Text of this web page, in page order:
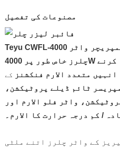
مصنوعات کی تفصیل
Teyu CWFL-4000 ریفریجریشن ڈوئل ٹمپریچر واٹر
چلرز خاص طور پر 4000W فائبر لیزرز کو ٹھنڈا کرنے
انہیں متعدد الارم فنکشنز
کے
ٹائم ڈیلے پروٹیکشن،
واٹر فلو الارم اور
/ کم درجہ حرارت کا الارم۔
کے واٹر چلرز اتنے ملٹی